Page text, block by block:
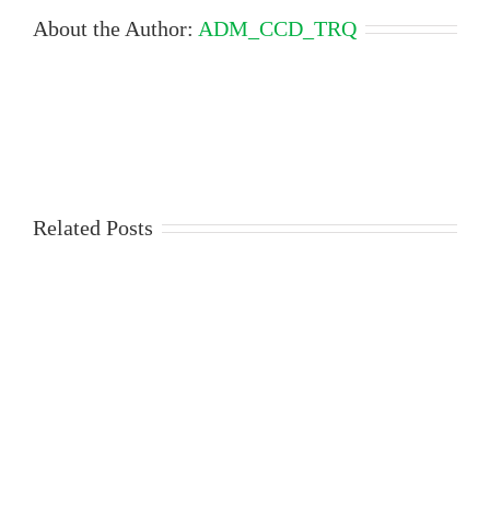
About the Author: ADM_CCD_TRQ
Related Posts